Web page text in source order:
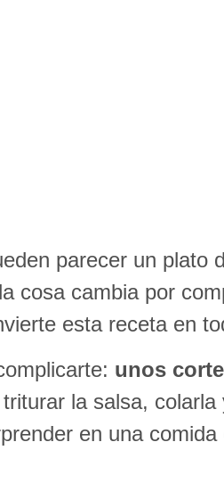
parecer un
cosa cambia por
esta receta en
unos
la salsa,
en una